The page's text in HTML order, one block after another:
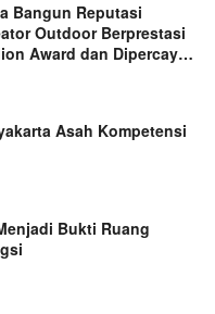
Bangun Reputasi
Outdoor Berprestasi
Award dan Dipercaya
Asah Kompetensi
Bukti Ruang